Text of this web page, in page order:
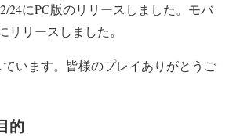
24にPC版のリリースしました。モバ
リリースしました。
います。皆様のプレイありがとうご
的